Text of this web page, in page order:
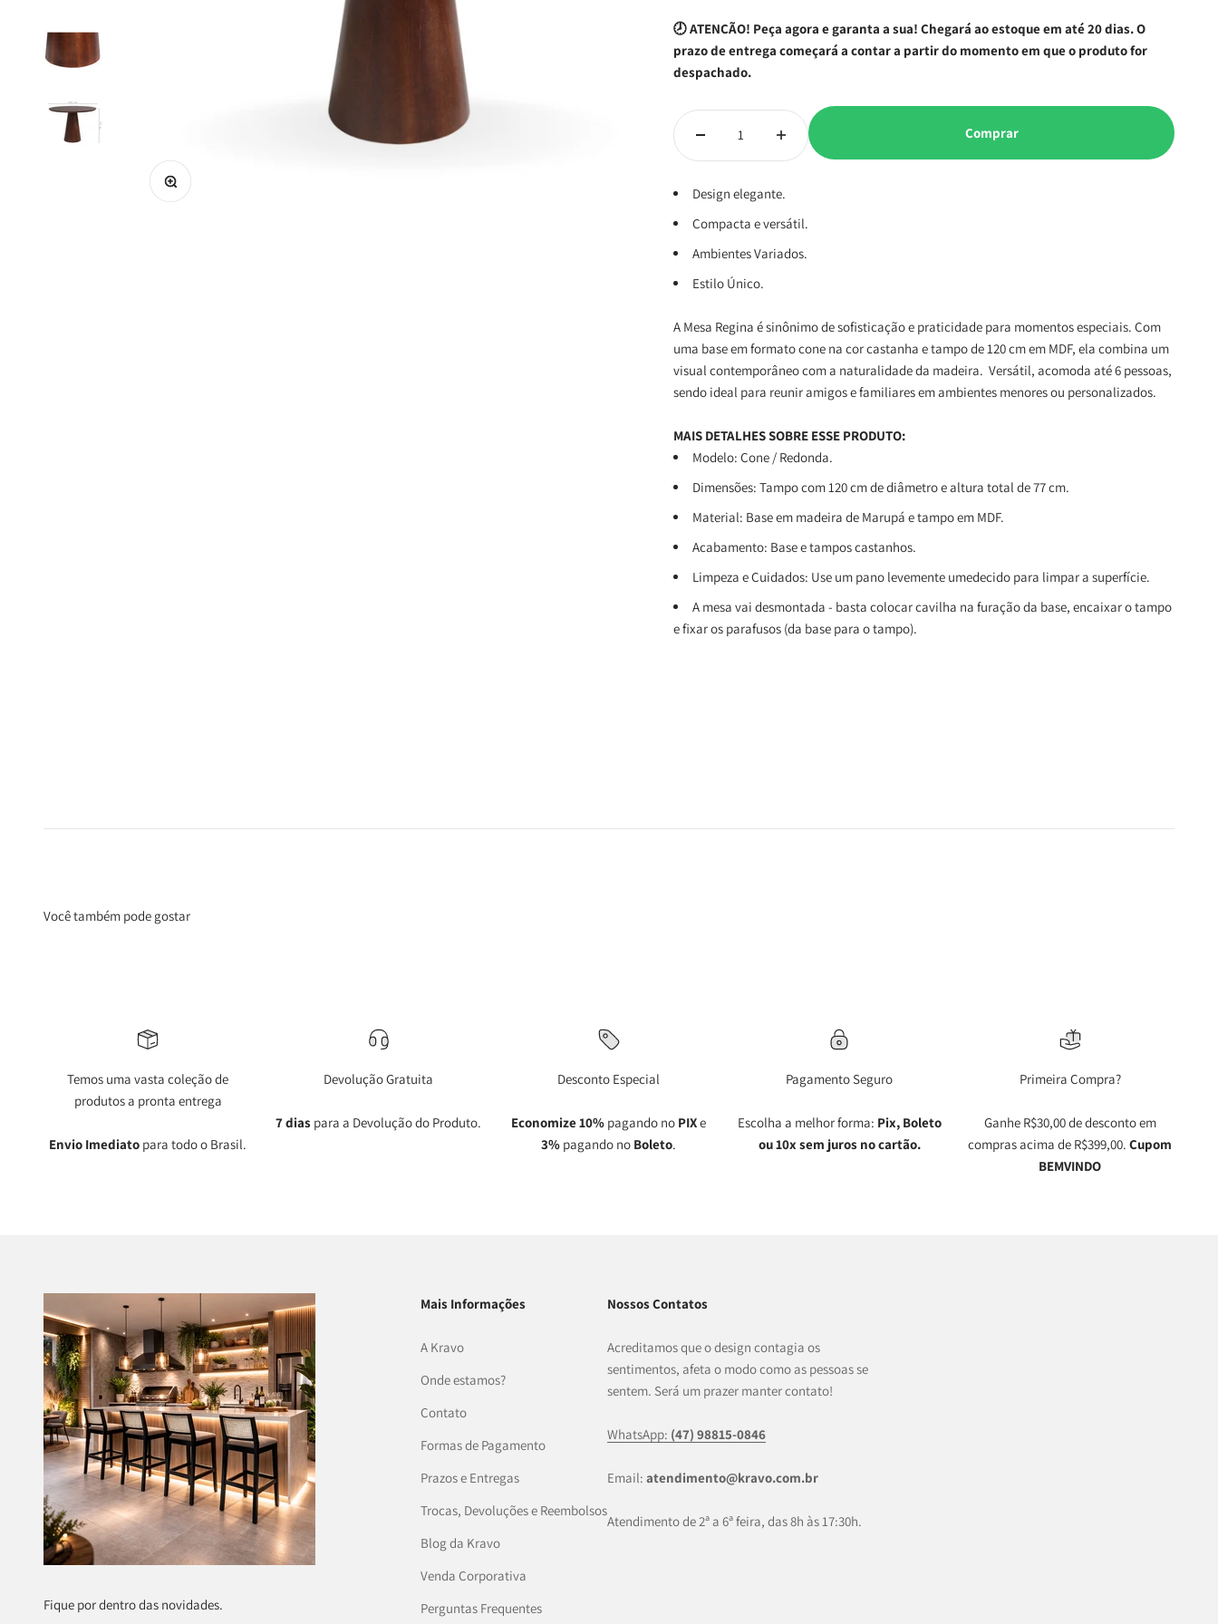
Zoom na imagem
🕗 ATENÇÃO! Peça agora e garanta a sua! Chegará ao estoque em até 20 dias. O
prazo de entrega começará a contar a partir do momento em que o produto for
despachado.
Comprar
Design elegante.
Compacta e versátil.
Ambientes Variados.
Estilo Único.
A Mesa Regina é sinônimo de sofisticação e praticidade para momentos especiais. Com
uma base em formato cone na cor castanha e tampo de 120 cm em MDF, ela combina um
visual contemporâneo com a naturalidade da madeira. Versátil, acomoda até 6 pessoas,
sendo ideal para reunir amigos e familiares em ambientes menores ou personalizados.
MAIS DETALHES SOBRE ESSE PRODUTO:
Modelo: Cone / Redonda.
Dimensões: Tampo com 120 cm de diâmetro e altura total de 77 cm.
Material: Base em madeira de Marupá e tampo em MDF.
Acabamento: Base e tampos castanhos.
Limpeza e Cuidados: Use um pano levemente umedecido para limpar a superfície.
A mesa vai desmontada - basta colocar cavilha na furação da base, encaixar o tampo
e fixar os parafusos (da base para o tampo).
Você também pode gostar
Temos uma vasta coleção de
produtos a pronta entrega
Envio Imediato para todo o Brasil.
Devolução Gratuita
7 dias para a Devolução do Produto.
Desconto Especial
Economize 10% pagando no PIXe
3% pagando no Boleto.
Pagamento Seguro
Escolha a melhor forma: Pix, Boleto
ou 10x sem juros no cartão.
Primeira Compra?
Ganhe R$30,00 de desconto em
compras acima de R$399,00.Cupom
BEMVINDO
Fique por dentro das novidades.
Mais Informações
A Kravo
Onde estamos?
Contato
Formas de Pagamento
Prazos e Entregas
Trocas, Devoluções e Reembolsos
Blog da Kravo
Venda Corporativa
Perguntas Frequentes
Nossos Contatos
Acreditamos que o design contagia os
sentimentos, afeta o modo como as pessoas se
sentem. Será um prazer manter contato!
WhatsApp: (47) 98815-0846
Email: atendimento@kravo.com.br
Atendimento de 2ª a 6ª feira, das 8h às 17:30h.